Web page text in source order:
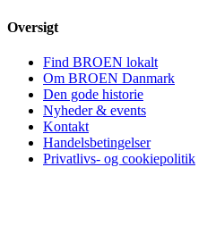
Oversigt
Find BROEN lokalt
Om BROEN Danmark
Den gode historie
Nyheder & events
Kontakt
Handelsbetingelser
Privatlivs- og cookiepolitik